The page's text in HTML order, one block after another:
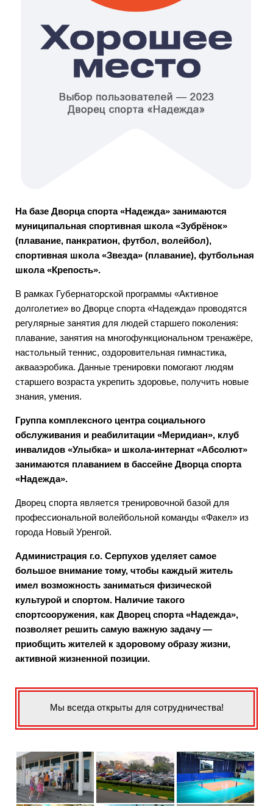
На базе Дворца спорта «Надежда» занимаются
муниципальная спортивная школа «Зубрёнок»
(плавание, панкратион, футбол, волейбол),
спортивная школа «Звезда» (плавание), футбольная
школа «Крепость».
В рамках Губернаторской программы «Активное
долголетие» во Дворце спорта «Надежда» проводятся
регулярные занятия для людей старшего поколения:
плавание, занятия на многофункциональном тренажёре,
настольный теннис, оздоровительная гимнастика,
аквааэробика. Данные тренировки помогают людям
старшего возраста укрепить здоровье, получить новые
знания, умения.
Группа комплексного центра социального
обслуживания и реабилитации «Меридиан», клуб
инвалидов «Улыбка» и школа-интернат «Абсолют»
занимаются плаванием в бассейне Дворца спорта
«Надежда».
Дворец спорта является тренировочной базой для
профессиональной волейбольной команды «Факел» из
города Новый Уренгой.
Администрация г.о. Серпухов уделяет самое
большое внимание тому, чтобы каждый житель
имел возможность заниматься физической
культурой и спортом. Наличие такого
спортсооружения, как Дворец спорта «Надежда»,
позволяет решить самую важную задачу —
приобщить жителей к здоровому образу жизни,
активной жизненной позиции.
Мы всегда открыты для сотрудничества!